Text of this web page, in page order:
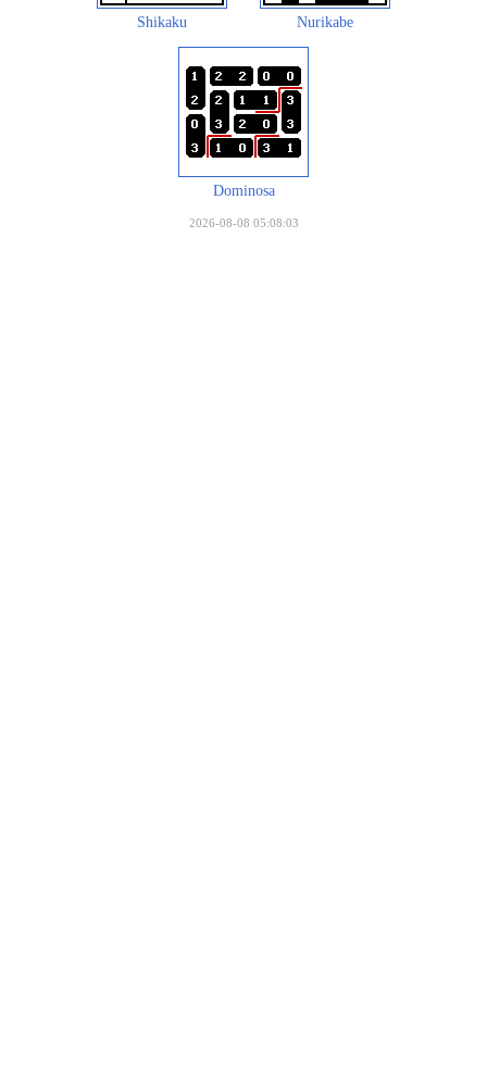
Shikaku Nurikabe
Dominosa
2026-08-08 05:08:03